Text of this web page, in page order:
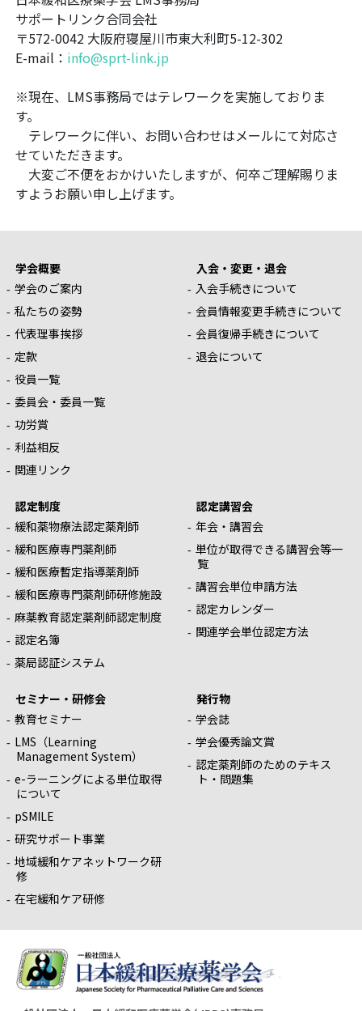
サポートリンク合同会社
〒572-0042 大阪府寝屋川市東大利町5-12-302
E-mail： info@sprt-link.jp
※現在、LMS事務局ではテレワークを実施しておりま
す。
テレワークに伴い、お問い合わせはメールにて対応さ
せていただきます。
大変ご不便をおかけいたしますが、何卒ご理解賜りま
すようお願い申し上げます。
学会概要
学会のご案内
私たちの姿勢
代表理事挨拶
定款
役員一覧
委員会・委員一覧
功労賞
利益相反
関連リンク
入会・変更・退会
入会手続きについて
会員情報変更手続きについて
会員復帰手続きについて
退会について
認定制度
緩和薬物療法認定薬剤師
緩和医療専門薬剤師
緩和医療暫定指導薬剤師
緩和医療専門薬剤師研修施設
麻薬教育認定薬剤師認定制度
認定名簿
薬局認証システム
認定講習会
年会・講習会
単位が取得できる講習会等一
覧
講習会単位申請方法
認定カレンダー
関連学会単位認定方法
セミナー・研修会
教育セミナー
LMS（Learning
Management System）
e-ラーニングによる単位取得
について
pSMILE
研究サポート事業
地域緩和ケアネットワーク研
修
在宅緩和ケア研修
発行物
学会誌
学会優秀論文賞
認定薬剤師のためのテキス
ト・問題集